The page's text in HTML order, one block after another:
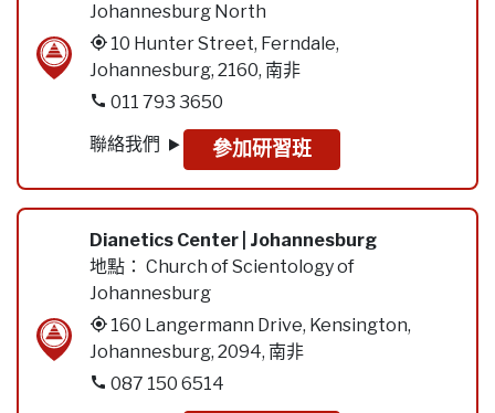
Johannesburg North
10 Hunter Street, Ferndale,
Johannesburg, 2160, 南非
011 793 3650
聯絡我們
參加研習班
Dianetics Center | Johannesburg
地點： Church of Scientology of
Johannesburg
160 Langermann Drive, Kensington,
Johannesburg, 2094, 南非
087 150 6514